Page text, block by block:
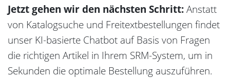
Jetzt gehen wir den nächsten Schritt:Anstatt
von Katalogsuche und Freitextbestellungen findet
unser KI-basierte Chatbot auf Basis von Fragen
die richtigen Artikel in Ihrem SRM-System, um in
Sekunden die optimale Bestellung auszuführen.